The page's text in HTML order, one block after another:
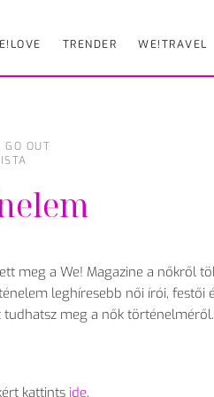
TRENDER WE!TRAVEL
GO OUT
meg a We! Magazine a nőkről
leghíresebb női írói,
tudhatsz meg a nők történelméről.
kattints ide.